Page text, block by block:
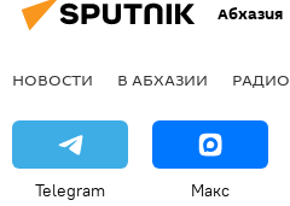
Абхазия
НОВОСТИ В АБХАЗИИ РАДИО
Telegram Макс